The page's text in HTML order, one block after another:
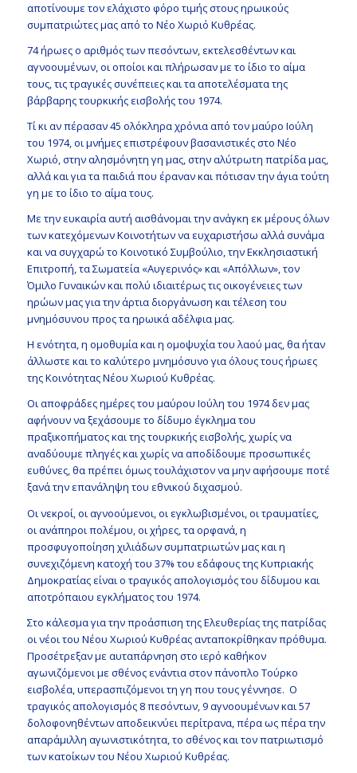
αποτίνουμε τον ελάχιστο φόρο τιμής στους ηρωικούς
συμπατριώτες μας από το Νέο Χωριό Κυθρέας.
74 ήρωες ο αριθμός των πεσόντων, εκτελεσθέντων και
αγνοουμένων, οι οποίοι και πλήρωσαν με το ίδιο το αίμα
τους, τις τραγικές συνέπειες και τα αποτελέσματα της
βάρβαρης τουρκικής εισβολής του 1974.
Τί κι αν πέρασαν 45 ολόκληρα χρόνια από τον μαύρο Ιούλη
του 1974, οι μνήμες επιστρέφουν βασανιστικές στο Νέο
Χωριό, στην αλησμόνητη γη μας, στην αλύτρωτη πατρίδα μας,
αλλά και για τα παιδιά που έραναν και πότισαν την άγια τούτη
γη με το ίδιο το αίμα τους.
Με την ευκαιρία αυτή αισθάνομαι την ανάγκη εκ μέρους όλων
των κατεχόμενων Κοινοτήτων να ευχαριστήσω αλλά συνάμα
και να συγχαρώ το Κοινοτικό Συμβούλιο, την Εκκλησιαστική
Επιτροπή, τα Σωματεία «Αυγερινός» και «Απόλλων», τον
Όμιλο Γυναικών και πολύ ιδιαιτέρως τις οικογένειες των
ηρώων μας για την άρτια διοργάνωση και τέλεση του
μνημόσυνου προς τα ηρωικά αδέλφια μας.
Η ενότητα, η ομοθυμία και η ομοψυχία του λαού μας, θα ήταν
άλλωστε και το καλύτερο μνημόσυνο για όλους τους ήρωες
της Κοινότητας Νέου Χωριού Κυθρέας.
Οι αποφράδες ημέρες του μαύρου Ιούλη του 1974 δεν μας
αφήνουν να ξεχάσουμε το δίδυμο έγκλημα του
πραξικοπήματος και της τουρκικής εισβολής, χωρίς να
αναδύουμε πληγές και χωρίς να αποδίδουμε προσωπικές
ευθύνες, θα πρέπει όμως τουλάχιστον να μην αφήσουμε ποτέ
ξανά την επανάληψη του εθνικού διχασμού.
Οι νεκροί, οι αγνοούμενοι, οι εγκλωβισμένοι, οι τραυματίες,
οι ανάπηροι πολέμου, οι χήρες, τα ορφανά, η
προσφυγοποίηση χιλιάδων συμπατριωτών μας και η
συνεχιζόμενη κατοχή του 37% του εδάφους της Κυπριακής
Δημοκρατίας είναι ο τραγικός απολογισμός του δίδυμου και
αποτρόπαιου εγκλήματος του 1974.
Στο κάλεσμα για την προάσπιση της Ελευθερίας της πατρίδας
οι νέοι του Νέου Χωριού Κυθρέας ανταποκρίθηκαν πρόθυμα.
Προσέτρεξαν με αυταπάρνηση στο ιερό καθήκον
αγωνιζόμενοι με σθένος ενάντια στον πάνοπλο Τούρκο
εισβολέα, υπερασπιζόμενοι τη γη που τους γέννησε. Ο
τραγικός απολογισμός 8 πεσόντων, 9 αγνοουμένων και 57
δολοφονηθέντων αποδεικνύει περίτρανα, πέρα ως πέρα την
απαράμιλλη αγωνιστικότητα, το σθένος και τον πατριωτισμό
των κατοίκων του Νέου Χωριού Κυθρέας.